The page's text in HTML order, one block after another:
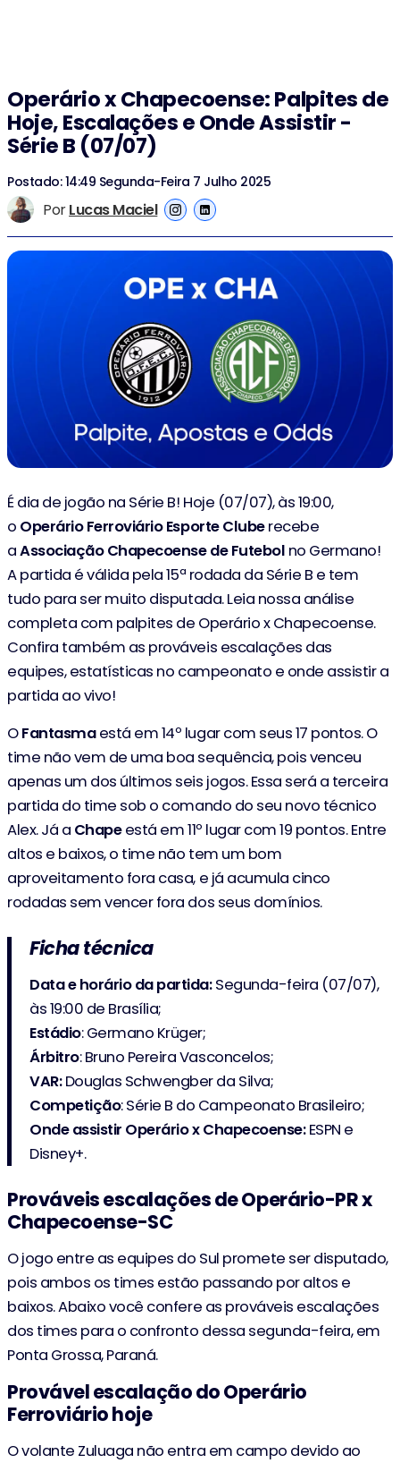
Operário x Chapecoense: Palpites de
Hoje, Escalações e Onde Assistir -
Série B (07/07)
PorLucas Maciel
Postado: 14:49 Segunda-Feira 7 Julho 2025
É dia de jogão na Série B! Hoje (07/07), às 19:00,
o Operário Ferroviário Esporte Cluberecebe
aAssociação Chapecoense de Futebol no Germano!
A partida é válida pela 15ª rodada da Série B e tem
tudo para ser muito disputada. Leia nossa análise
completa com palpites de Operário x Chapecoense.
Confira também as prováveis escalações das
equipes, estatísticas no campeonato e onde assistir a
partida ao vivo!
OFantasmaestá em 14º lugar com seus 17 pontos. O
time não vem de uma boa sequência, pois venceu
apenas um dos últimos seis jogos. Essa será a terceira
partida do time sob o comando do seu novo técnico
Alex. Já a Chapeestá em 11º lugar com 19 pontos. Entre
altos e baixos, o time não tem um bom
aproveitamento fora casa, e já acumula cinco
rodadas sem vencer fora dos seus domínios.
Ficha técnica
Data e horário da partida:Segunda-feira (07/07),
às 19:00 de Brasília;
Estádio: Germano Krüger;
Árbitro: Bruno Pereira Vasconcelos;
VAR:Douglas Schwengber da Silva;
Competição: Série B do Campeonato Brasileiro;
Onde assistir Operário x Chapecoense:ESPN e
Disney+.
Prováveis escalações de Operário-PR x
Chapecoense-SC
O jogo entre as equipes do Sul promete ser disputado,
pois ambos os times estão passando por altos e
baixos. Abaixo você confere as prováveis escalações
dos times para o confronto dessa segunda-feira, em
Ponta Grossa, Paraná.
Provável escalação do Operário
Ferroviário hoje
O volante Zuluaga não entra em campo devido ao